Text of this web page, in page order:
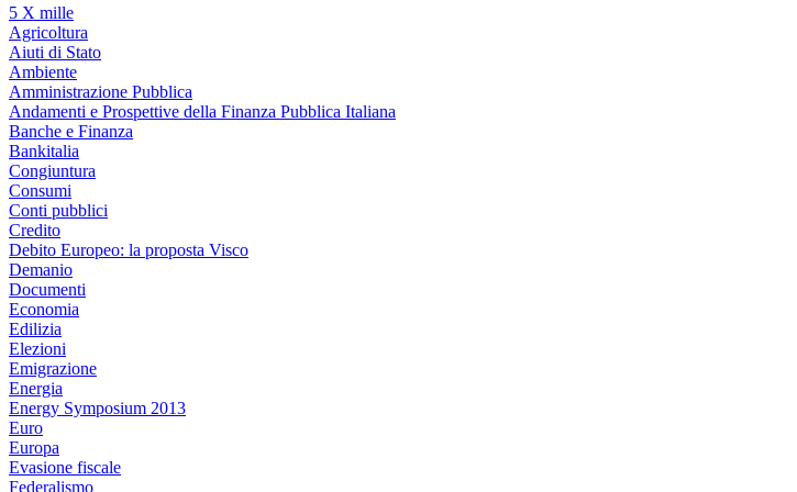
5 X mille
Agricoltura
Aiuti di Stato
Ambiente
Amministrazione Pubblica
Andamenti e Prospettive della Finanza Pubblica Italiana
Banche e Finanza
Bankitalia
Congiuntura
Consumi
Conti pubblici
Credito
Debito Europeo: la proposta Visco
Demanio
Documenti
Economia
Edilizia
Elezioni
Emigrazione
Energia
Energy Symposium 2013
Euro
Europa
Evasione fiscale
Federalismo